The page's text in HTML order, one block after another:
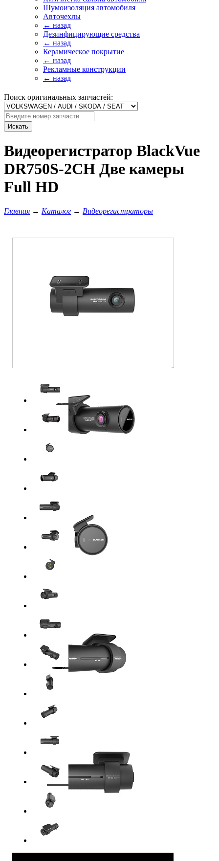
Шумоизоляция автомобиля
Авточехлы
← назад
Дезинфицирующие средства
← назад
Керамическое покрытие
← назад
Рекламные конструкции
← назад
Поиск оригинальных запчастей:
Искать
Видеорегистратор BlackVue
DR750S-2CH Две камеры
Full HD
Главная → Каталог → Видеорегистраторы